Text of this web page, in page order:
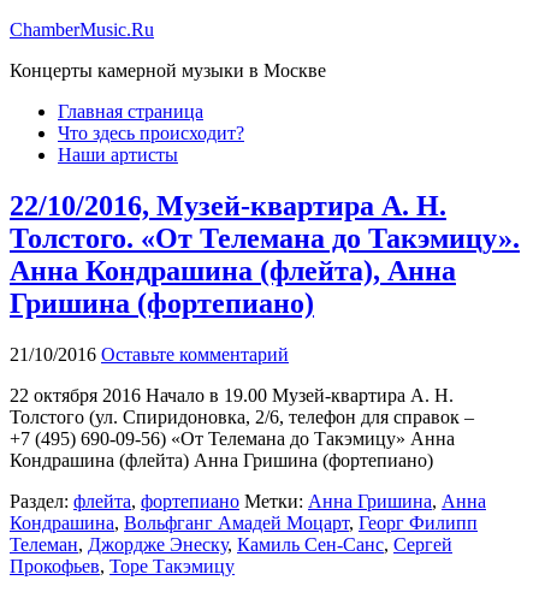
ChamberMusic.Ru
Концерты камерной музыки в Москве
Главная страница
Что здесь происходит?
Наши артисты
22/10/2016, Музей-квартира А. Н.
Толстого. «От Телемана до Такэмицу».
Анна Кондрашина (флейта), Анна
Гришина (фортепиано)
21/10/2016 Оставьте комментарий
22 октября 2016 Начало в 19.00 Музей-квартира А. Н.
Толстого (ул. Спиридоновка, 2/6, телефон для справок –
+7 (495) 690-09-56) «От Телемана до Такэмицу» Анна
Кондрашина (флейта) Анна Гришина (фортепиано)
Раздел: флейта, фортепиано Метки: Анна Гришина, Анна
Кондрашина, Вольфганг Амадей Моцарт, Георг Филипп
Телеман, Джордже Энеску, Камиль Сен-Санс, Сергей
Прокофьев, Торе Такэмицу